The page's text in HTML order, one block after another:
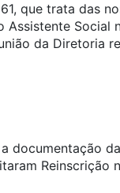
que trata das
Assistente Social
da Diretoria
documentação
Reinscrição